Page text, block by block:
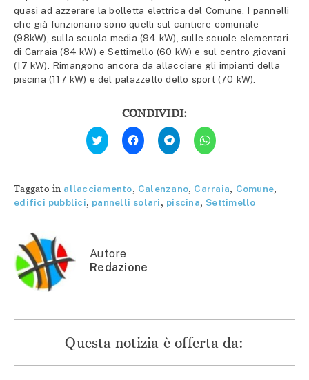
quasi ad azzerare la bolletta elettrica del Comune. I pannelli
che già funzionano sono quelli sul cantiere comunale
(98kW), sulla scuola media (94 kW), sulle scuole elementari
di Carraia (84 kW) e Settimello (60 kW) e sul centro giovani
(17 kW). Rimangono ancora da allacciare gli impianti della
piscina (117 kW) e del palazzetto dello sport (70 kW).
CONDIVIDI:
Fai
clic
qui
Twitter
(Si
apre
in
Fai
clic
per
condividere
(Si
apre
in
una
Fai
clic
per
condividere
(Si
apre
in
una
Fai
clic
per
(Si
apre
in
una
Taggato in allacciamento, Calenzano, Carraia, Comune,
edifici pubblici, pannelli solari, piscina,Settimello
Autore
Redazione
Questa notizia è offerta da: